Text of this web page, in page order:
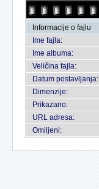
Informacije o fajlu
Ime fajla:
Ime albuma:
Veličina fajla:
Datum postavljanja:
Dimenzije:
Prikazano:
URL adresa:
Omiljeni: